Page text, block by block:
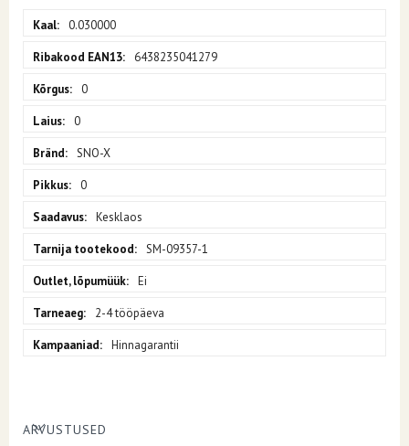
0.030000
6438235041279
0
0
SNO-X
0
Kesklaos
SM-09357-1
Ei
2-4 tööpäeva
Hinnagarantii
ARVUSTUSED